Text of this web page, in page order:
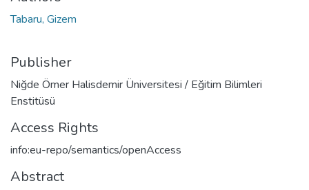
Tabaru, Gizem
Publisher
Niğde Ömer Halisdemir Üniversitesi / Eğitim Bilimleri
Enstitüsü
Access Rights
info:eu-repo/semantics/openAccess
Abstract